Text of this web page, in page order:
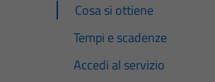
Cosa si ottiene
Tempi e scadenze
Accedi al servizio